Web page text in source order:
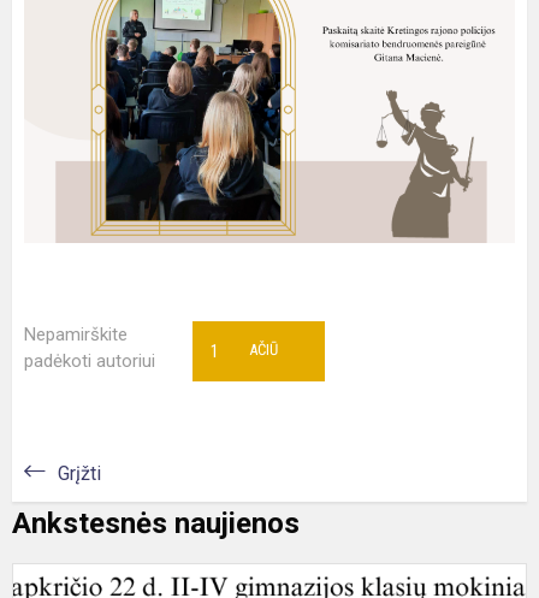
Nepamirškite
padėkoti autoriui
AČIŪ
1
Grįžti
Ankstesnės naujienos